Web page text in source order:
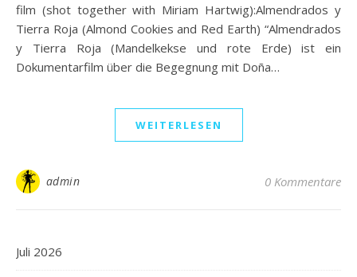
film (shot together with Miriam Hartwig):Almendrados y
Tierra Roja (Almond Cookies and Red Earth) “Almendrados
y Tierra Roja (Mandelkekse und rote Erde) ist ein
Dokumentarfilm über die Begegnung mit Doña…
WEITERLESEN
admin 0 Kommentare
Juli 2026